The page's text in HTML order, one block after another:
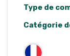
Type de
Catégorie